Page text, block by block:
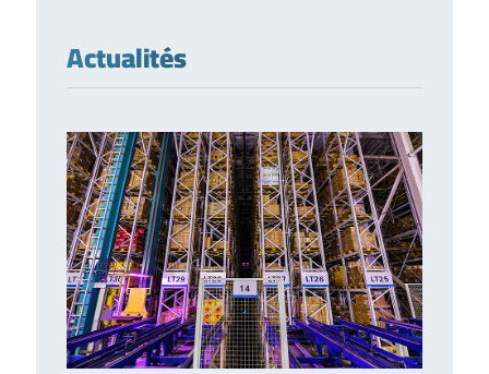
Actualités